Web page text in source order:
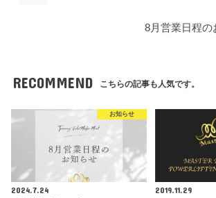
8月営業日程の
RECOMMEND こちらの記事も人気です。
お知らせ
2024.7.24
2019.11.29